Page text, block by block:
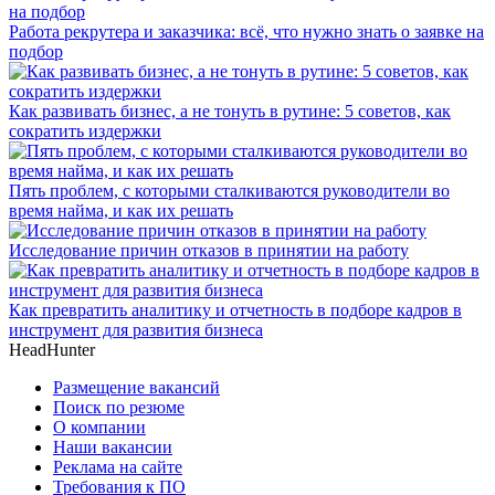
Работа рекрутера и заказчика: всё, что нужно знать о заявке на
подбор
Как развивать бизнес, а не тонуть в рутине: 5 советов, как
сократить издержки
Пять проблем, с которыми сталкиваются руководители во
время найма, и как их решать
Исследование причин отказов в принятии на работу
Как превратить аналитику и отчетность в подборе кадров в
инструмент для развития бизнеса
HeadHunter
Размещение вакансий
Поиск по резюме
О компании
Наши вакансии
Реклама на сайте
Требования к ПО